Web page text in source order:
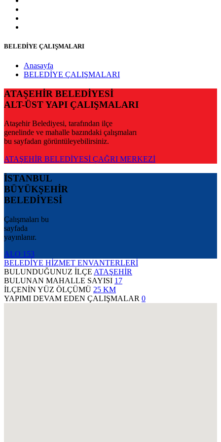
BELEDİYE ÇALIŞMALARI
Anasayfa
BELEDİYE ÇALIŞMALARI
ATAŞEHİR BELEDİYESİ
ALT-ÜST YAPI ÇALIŞMALARI
Ataşehir Belediyesi, tarafından ilçe
genelinde ve mahalle bazındaki çalışmaları
bu sayfadan görüntüleyebilirsiniz.
ATAŞEHİR BELEDİYESİ ÇAĞRI MERKEZİ
İSTANBUL
BÜYÜKŞEHİR
BELEDİYESİ
Çalışmaları bu
sayfada
yayınlanır.
ALO 153
BELEDİYE HİZMET ENVANTERLERİ
BULUNDUĞUNUZ İLÇE ATAŞEHİR
BULUNAN MAHALLE SAYISI 17
İLÇENİN YÜZ ÖLÇÜMÜ 25 KM
YAPIMI DEVAM EDEN ÇALIŞMALAR 0